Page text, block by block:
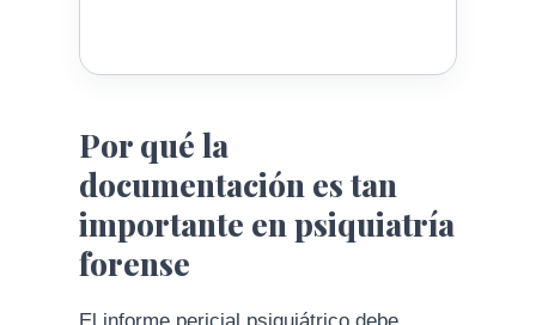
Por qué la
documentación es tan
importante en psiquiatría
forense